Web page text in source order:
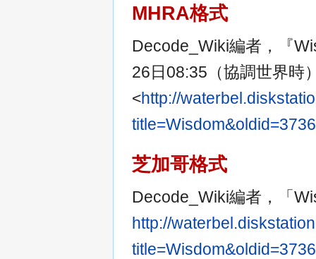
MHRA格式
Decode_Wiki編者，『
26日08:35（協調世界時
<http://
芝加哥格式
Decode_Wiki編者，「
http://